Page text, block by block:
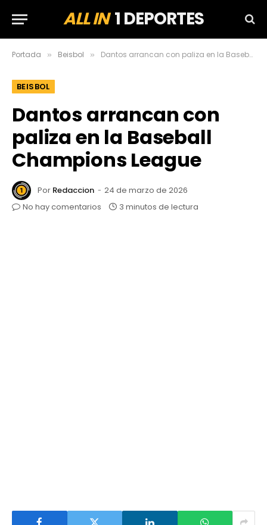
ALL IN1 DEPORTES
Portada » Beisbol » Dantos arrancan con paliza en la Baseball Champions League
BEISBOL
Dantos arrancan con
paliza en la Baseball
Champions League
Por Redaccion
24 de marzo de 2026
No hay comentarios
3 minutos de lectura